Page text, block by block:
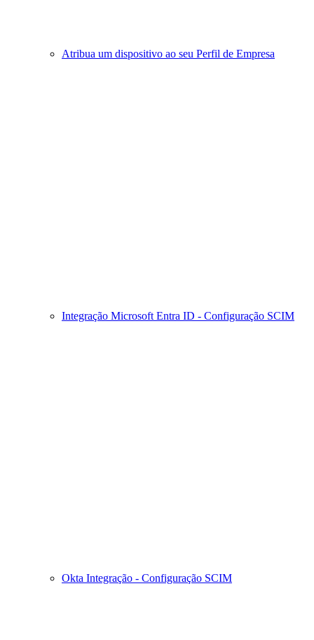
Atribua um dispositivo ao seu Perfil de Empresa
Integração Microsoft Entra ID - Configuração SCIM
Okta Integração - Configuração SCIM